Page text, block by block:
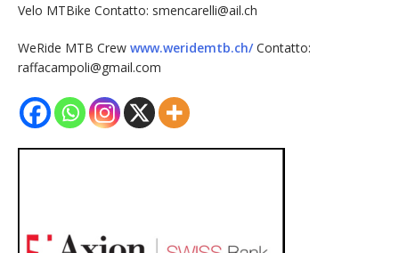
Velo MTBike Contatto: smencarelli@ail.ch
WeRide MTB Crew www.weridemtb.ch/Contatto:
raffacampoli@gmail.com